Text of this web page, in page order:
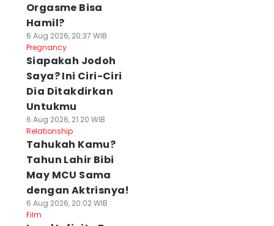
Orgasme Bisa
Hamil?
6 Aug 2026, 20:37 WIB
Pregnancy
Siapakah Jodoh
Saya? Ini Ciri-Ciri
Dia Ditakdirkan
Untukmu
6 Aug 2026, 21:20 WIB
Relationship
Tahukah Kamu?
Tahun Lahir Bibi
May MCU Sama
dengan Aktrisnya!
6 Aug 2026, 20:02 WIB
Film